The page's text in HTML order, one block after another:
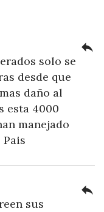
solo se
desde que
daño al
esta 4000
manejado
reply
sus
reply